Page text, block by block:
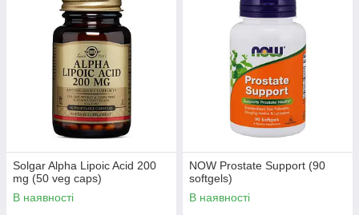
Solgar Alpha Lipoic Acid 200
mg (50 veg caps)
В наявності
NOW Prostate Support (90
softgels)
В наявності